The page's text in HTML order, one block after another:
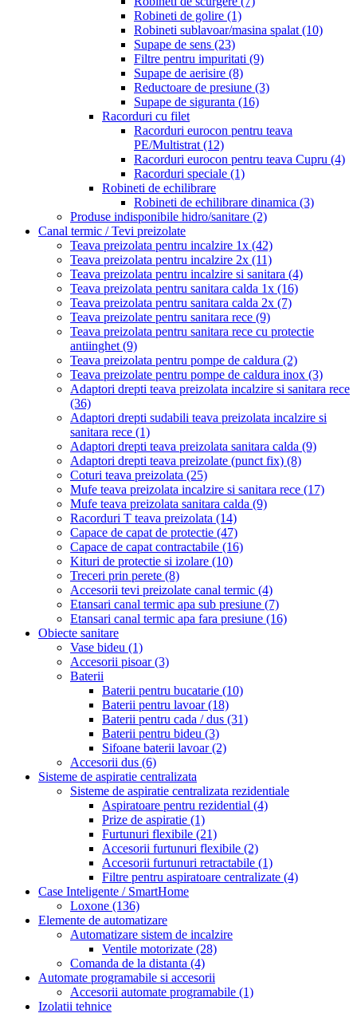
Robineti de golire (1)
Robineti sublavoar/masina spalat (10)
Supape de sens (23)
Filtre pentru impuritati (9)
Supape de aerisire (8)
Reductoare de presiune (3)
Supape de siguranta (16)
Racorduri cu filet
Racorduri eurocon pentru teava
PE/Multistrat (12)
Racorduri eurocon pentru teava Cupru (4)
Racorduri speciale (1)
Robineti de echilibrare
Robineti de echilibrare dinamica (3)
Produse indisponibile hidro/sanitare (2)
Canal termic / Tevi preizolate
Teava preizolata pentru incalzire 1x (42)
Teava preizolata pentru incalzire 2x (11)
Teava preizolata pentru incalzire si sanitara (4)
Teava preizolata pentru sanitara calda 1x (16)
Teava preizolata pentru sanitara calda 2x (7)
Teava preizolate pentru sanitara rece (9)
Teava preizolata pentru sanitara rece cu protectie
antiinghet (9)
Teava preizolata pentru pompe de caldura (2)
Teava preizolate pentru pompe de caldura inox (3)
Adaptori drepti teava preizolata incalzire si sanitara rece
(36)
Adaptori drepti sudabili teava preizolata incalzire si
sanitara rece (1)
Adaptori drepti teava preizolata sanitara calda (9)
Adaptori drepti teava preizolate (punct fix) (8)
Coturi teava preizolata (25)
Mufe teava preizolata incalzire si sanitara rece (17)
Mufe teava preizolata sanitara calda (9)
Racorduri T teava preizolata (14)
Capace de capat de protectie (47)
Capace de capat contractabile (16)
Kituri de protectie si izolare (10)
Treceri prin perete (8)
Accesorii tevi preizolate canal termic (4)
Etansari canal termic apa sub presiune (7)
Etansari canal termic apa fara presiune (16)
Obiecte sanitare
Vase bideu (1)
Accesorii pisoar(3)
Baterii
Baterii pentru bucatarie (10)
Baterii pentru lavoar(18)
Baterii pentru cada / dus (31)
Baterii pentru bideu (3)
Sifoane baterii lavoar(2)
Accesorii dus (6)
Sisteme de aspiratie centralizata
Sisteme de aspiratie centralizata rezidentiale
Aspiratoare pentru rezidential (4)
Prize de aspiratie (1)
Furtunuri flexibile (21)
Accesorii furtunuri flexibile (2)
Accesorii furtunuri retractabile (1)
Filtre pentru aspiratoare centralizate (4)
Case Inteligente / SmartHome
Loxone (136)
Elemente de automatizare
Automatizare sistem de incalzire
Ventile motorizate (28)
Comanda de la distanta (4)
Automate programabile si accesorii
Accesorii automate programabile (1)
Izolatii tehnice